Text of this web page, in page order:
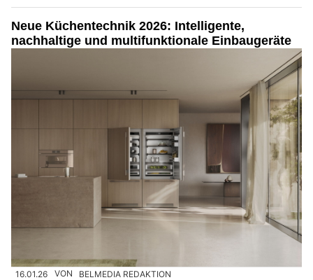
Neue Küchentechnik 2026: Intelligente,
nachhaltige und multifunktionale Einbaugeräte
16.01.26 VON BELMEDIA REDAKTION